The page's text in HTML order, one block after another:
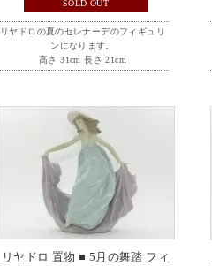
SOLD OUT
リヤドロの夏のセレナーデのフィギュリ
ンになります。
高さ 31cm 長さ 21cm
リヤドロ 置物 ■ 5月の舞踏 フィ